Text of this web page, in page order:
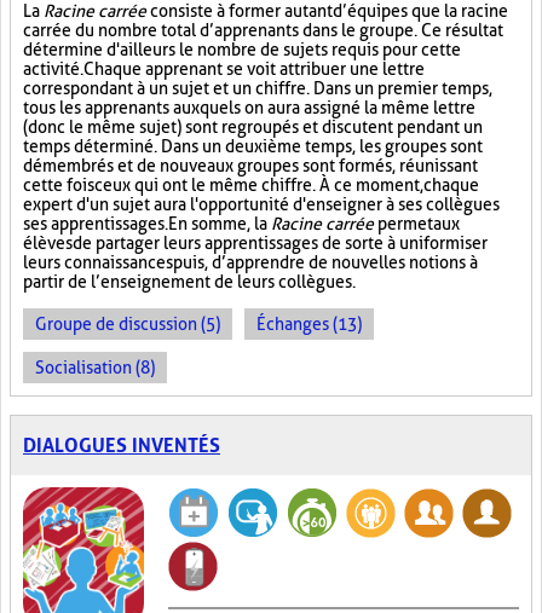
La Racine carréeconsiste à former autant d’équipes que la racine
carrée du nombre total d’apprenants dans le groupe. Ce résultat
détermine d'ailleurs le nombre de sujets requis pour cette
activité. Chaque apprenant se voit attribuer une lettre
correspondant à un sujet et un chiffre. Dans un premier temps,
tous les apprenants auxquels on aura assigné la même lettre
(donc le même sujet) sont regroupés et discutent pendant un
temps déterminé. Dans un deuxième temps, les groupes sont
démembrés et de nouveaux groupes sont formés, réunissant
cette fois ceux qui ont le même chiffre. À ce moment, chaque
expert d'un sujet aura l'opportunité d'enseigner à ses collègues
ses apprentissages. En somme, la Racine carréepermet aux
élèves de partager leurs apprentissages de sorte à uniformiser
leurs connaissances puis, d’apprendre de nouvelles notions à
partir de l’enseignement de leurs collègues.
Groupe de discussion (5) Échanges (13)
Socialisation (8)
DIALOGUES INVENTÉS